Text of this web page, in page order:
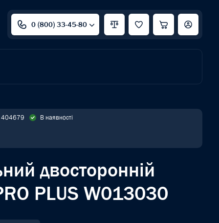
0 (800) 33-45-80
404679 В наявності
двосторонній
PLUS W013030